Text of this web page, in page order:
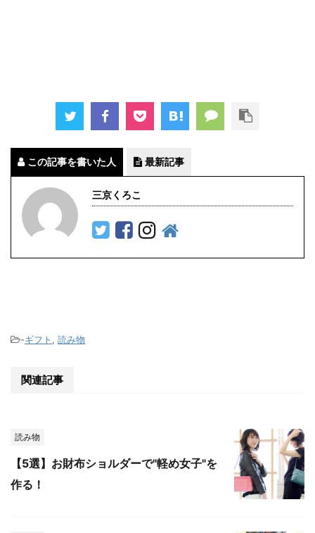
この記事を書いた人 最新記事
三京くろこ
-ギフト , 読み物
関連記事
読み物
【5選】お財布ショルダーで"軽め女子"を
作る！